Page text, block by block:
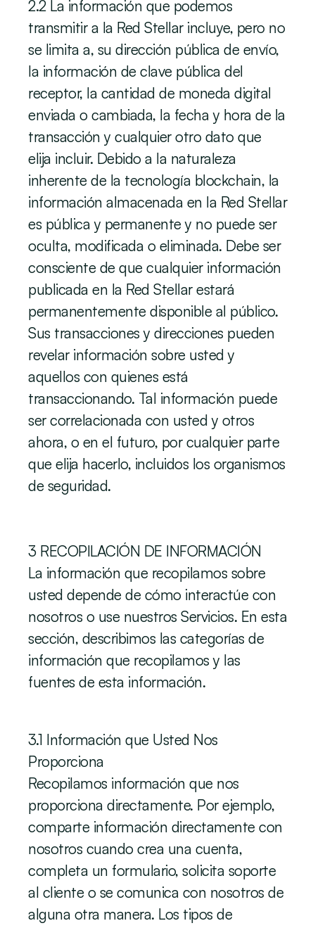
2.2 La información que podemos
transmitir a la Red Stellar incluye, pero no
se limita a, su dirección pública de envío,
la información de clave pública del
receptor, la cantidad de moneda digital
enviada o cambiada, la fecha y hora de la
transacción y cualquier otro dato que
elija incluir. Debido a la naturaleza
inherente de la tecnología blockchain, la
información almacenada en la Red Stellar
es pública y permanente y no puede ser
oculta, modificada o eliminada. Debe ser
consciente de que cualquier información
publicada en la Red Stellar estará
permanentemente disponible al público.
Sus transacciones y direcciones pueden
revelar información sobre usted y
aquellos con quienes está
transaccionando. Tal información puede
ser correlacionada con usted y otros
ahora, o en el futuro, por cualquier parte
que elija hacerlo, incluidos los organismos
de seguridad.
3 RECOPILACIÓN DE INFORMACIÓN
La información que recopilamos sobre
usted depende de cómo interactúe con
nosotros o use nuestros Servicios. En esta
sección, describimos las categorías de
información que recopilamos y las
fuentes de esta información.
3.1 Información que Usted Nos
Proporciona
Recopilamos información que nos
proporciona directamente. Por ejemplo,
comparte información directamente con
nosotros cuando crea una cuenta,
completa un formulario, solicita soporte
al cliente o se comunica con nosotros de
alguna otra manera. Los tipos de